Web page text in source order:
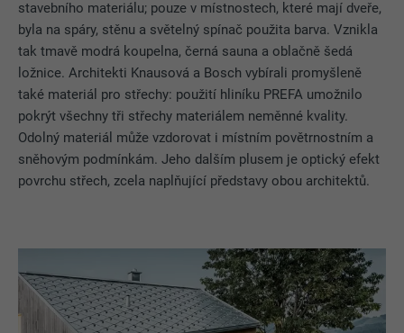
stavebního materiálu; pouze v místnostech, které mají dveře,
byla na spáry, stěnu a světelný spínač použita barva. Vznikla
tak tmavě modrá koupelna, černá sauna a oblačně šedá
ložnice. Architekti Knausová a Bosch vybírali promyšleně
také materiál pro střechy: použití hliníku PREFA umožnilo
pokrýt všechny tři střechy materiálem neměnné kvality.
Odolný materiál může vzdorovat i místním povětrnostním a
sněhovým podmínkám. Jeho dalším plusem je optický efekt
povrchu střech, zcela naplňující představy obou architektů.